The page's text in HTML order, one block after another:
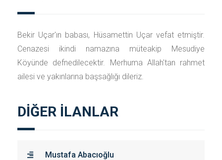
Bekir Uçar'ın babası, Hüsamettin Uçar vefat etmiştir.
Cenazesi ikindi namazına müteakip Mesudiye
Köyünde defnedilecektir. Merhuma Allah'tan rahmet
ailesi ve yakınlarına başsağlığı dileriz.
DİĞER İLANLAR
Mustafa Abacıoğlu